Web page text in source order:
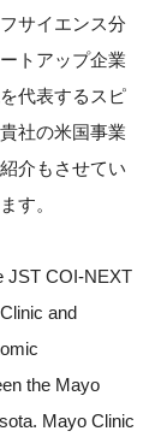
サイエンス分
トアップ企業
代表するスピ
社の米国事業
介もさせてい
す。
JST COI-NEXT
and
the Mayo
Mayo Clinic